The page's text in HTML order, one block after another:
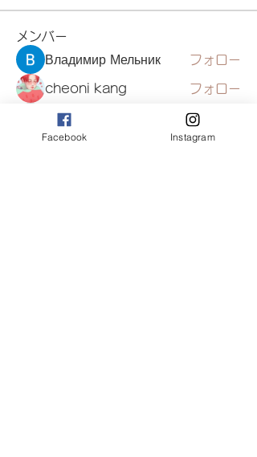
メンバー
Владимир Мельник
フォロー
cheoni kang フォロー
jeckadem
jeckadem フォロー
フォロー
Facebook Instagram